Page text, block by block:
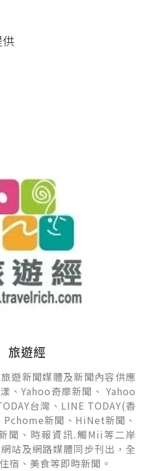
旅遊經
旅遊新聞媒體及新聞內容供應
、Yahoo奇摩新聞、 Yahoo
台灣、LINE TODAY(香
Pchome新聞、HiNet新聞、
聞、時報資訊.觸Mii等二岸
站及網路媒體同步刊出，全
宿、美食等即時新聞。